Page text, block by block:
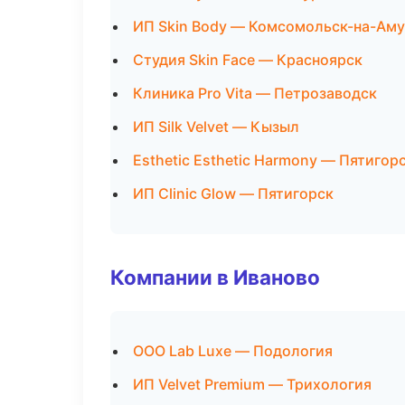
ИП Skin Body — Комсомольск-на-
Студия Skin Face — Красноярск
Клиника Pro Vita — Петрозаводск
ИП Silk Velvet — Кызыл
Esthetic Esthetic Harmony —
ИП Clinic Glow — Пятигорск
Компании в Иваново
ООО Lab Luxe — Подология
ИП Velvet Premium — Трихология